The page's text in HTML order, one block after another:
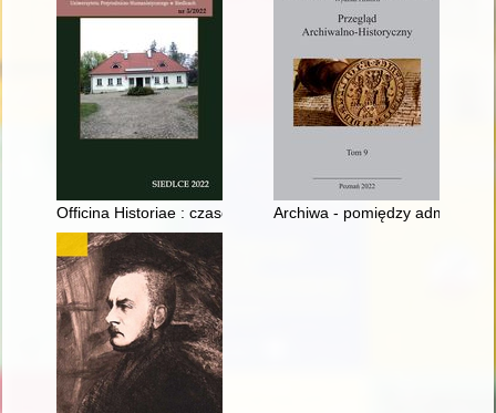
Officina Historiae : czasopismo naukowe Studenckiego Koła
Archiwa - pomiędzy